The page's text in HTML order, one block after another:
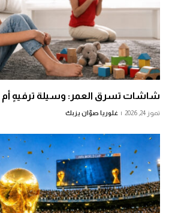
شاشات تسرق العمر: وسيلة ترفيهٍ
تموز 24, 2026 غلوريا صوّان يزبك